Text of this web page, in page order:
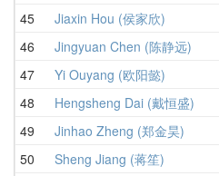
45
Jiaxin Hou (侯家欣)
46
Jingyuan Chen (陈静远)
47
Yi Ouyang (欧阳懿)
48
Hengsheng Dai (戴恒盛)
49
Jinhao Zheng (郑金昊)
50
Sheng Jiang (蒋笙)